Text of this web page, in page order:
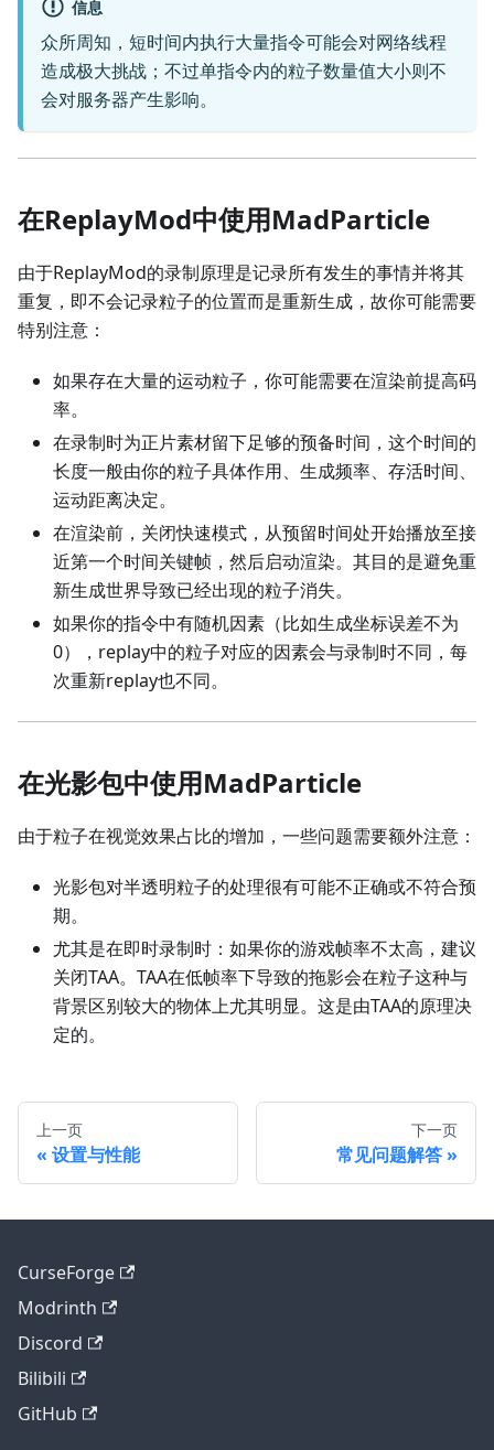
信息
众所周知，短时间内执行大量指令可能会对网络线程
造成极大挑战；不过单指令内的粒子数量值大小则不
会对服务器产生影响。
在ReplayMod中使用MadParticle
由于ReplayMod的录制原理是记录所有发生的事情并将其
重复，即不会记录粒子的位置而是重新生成，故你可能需要
特别注意：
如果存在大量的运动粒子，你可能需要在渲染前提高码
率。
在录制时为正片素材留下足够的预备时间，这个时间的
长度一般由你的粒子具体作用、生成频率、存活时间、
运动距离决定。
在渲染前，关闭快速模式，从预留时间处开始播放至接
近第一个时间关键帧，然后启动渲染。其目的是避免重
新生成世界导致已经出现的粒子消失。
如果你的指令中有随机因素（比如生成坐标误差不为
0），replay中的粒子对应的因素会与录制时不同，每
次重新replay也不同。
在光影包中使用MadParticle
由于粒子在视觉效果占比的增加，一些问题需要额外注意：
光影包对半透明粒子的处理很有可能不正确或不符合预
期。
尤其是在即时录制时：如果你的游戏帧率不太高，建议
关闭TAA。TAA在低帧率下导致的拖影会在粒子这种与
背景区别较大的物体上尤其明显。这是由TAA的原理决
定的。
上一页
设置与性能
下一页
常见问题解答
CurseForge
Modrinth
Discord
Bilibili
GitHub